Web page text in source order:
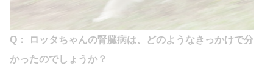
Q： ロッタちゃんの腎臓病は、どのようなきっかけで分
かったのでしょうか？